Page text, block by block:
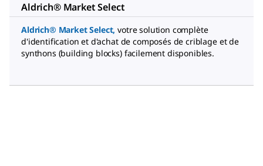
Aldrich® Market Select
Aldrich® Market Select, votre solution complète
d'identification et d'achat de composés de criblage et de
synthons (building blocks) facilement disponibles.